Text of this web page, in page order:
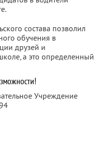
состава позволил
обучения в
друзей и
а это определенный
Учреждение